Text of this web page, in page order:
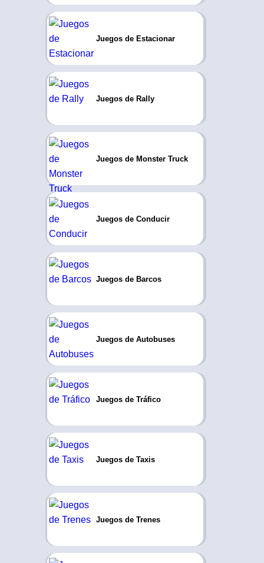
Juegos de Estacionar
Juegos de Rally
Juegos de Monster Truck
Juegos de Conducir
Juegos de Barcos
Juegos de Autobuses
Juegos de Tráfico
Juegos de Taxis
Juegos de Trenes